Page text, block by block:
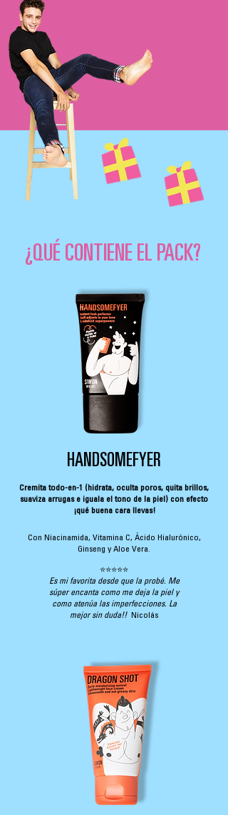
¿QUÉ CONTIENE EL PACK?
⭐⭐⭐⭐⭐
Es mi favorita desde que la probé. Me
súper encanta como me deja la piel y
como atenúa las imperfecciones. La
mejor sin duda!! Nicolás
HANDSOMEFYER
Cremita todo-en-1 (hidrata, oculta poros, quita brillos,
suaviza arrugas e iguala el tono de la piel) con efecto
¡qué buena cara llevas!
Con Niacinamida, Vitamina C, Ácido Hialurónico,
Ginseng y Aloe Vera.